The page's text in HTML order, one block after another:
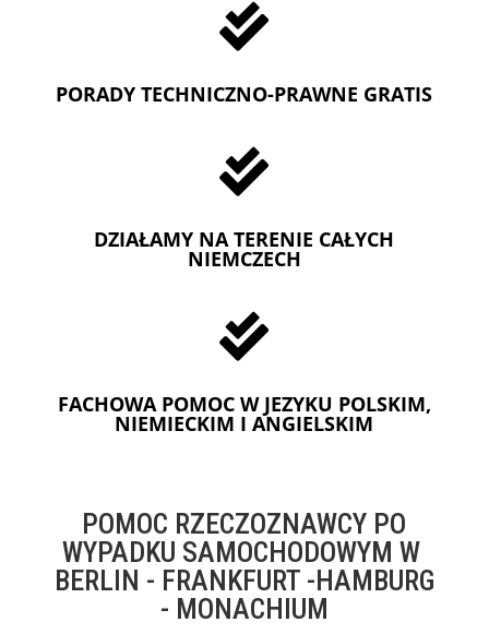

PORADY TECHNICZNO-PRAWNE GRATIS

DZIAŁAMY NA TERENIE CAŁYCH
NIEMCZECH

FACHOWA POMOC W JEZYKU POLSKIM,
NIEMIECKIM I ANGIELSKIM
POMOC RZECZOZNAWCY PO
WYPADKU SAMOCHODOWYM W
BERLIN - FRANKFURT -HAMBURG
- MONACHIUM